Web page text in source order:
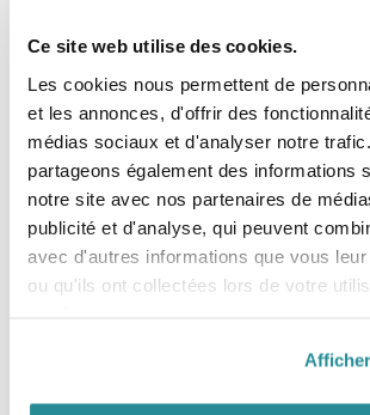
Ce site web utilise des cookies.
Les cookies nous permettent de
et les annonces, d'offrir des
médias sociaux et d'analyser notre
partageons également des informations
notre site avec nos partenaires de
publicité et d'analyse, qui peuvent
avec d'autres informations que vous
ou qu'ils ont collectées lors de votre
cm
136 136 42.6 6.6 54.6/64.8